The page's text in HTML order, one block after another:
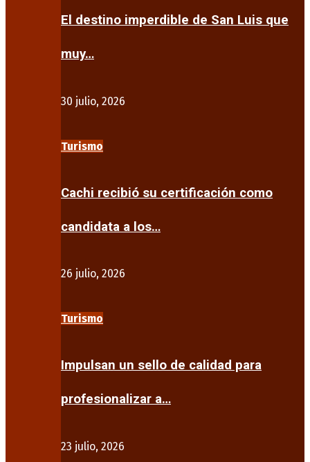
El destino imperdible de San Luis que
muy…
30 julio, 2026
Turismo
Cachi recibió su certificación como
candidata a los…
26 julio, 2026
Turismo
Impulsan un sello de calidad para
profesionalizar a…
23 julio, 2026